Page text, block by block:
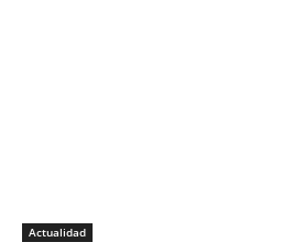
Actualidad